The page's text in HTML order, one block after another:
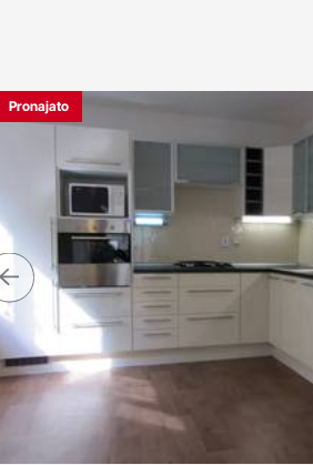
Previous
Pronajato